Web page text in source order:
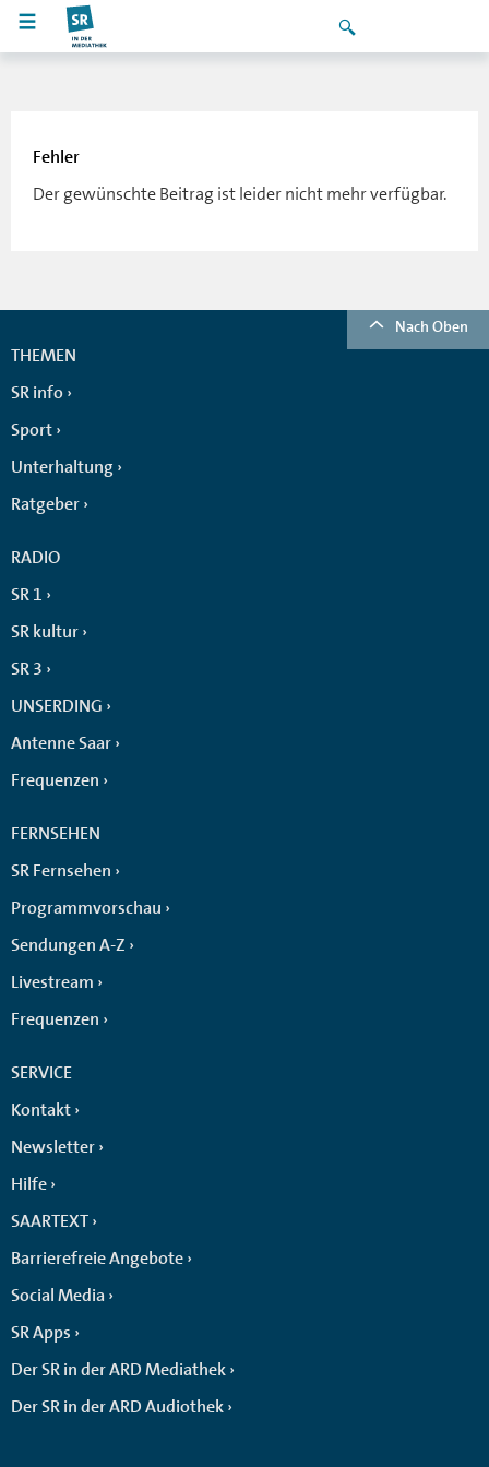
Fehler
Der gewünschte Beitrag ist leider nicht mehr verfügbar.
Nach Oben
THEMEN
SR info
Sport
Unterhaltung
Ratgeber
RADIO
SR 1
SR kultur
SR 3
UNSERDING
Antenne Saar
Frequenzen
FERNSEHEN
SR Fernsehen
Programmvorschau
Sendungen A-Z
Livestream
Frequenzen
SERVICE
Kontakt
Newsletter
Hilfe
SAARTEXT
Barrierefreie Angebote
Social Media
SR Apps
Der SR in der ARD Mediathek
Der SR in der ARD Audiothek